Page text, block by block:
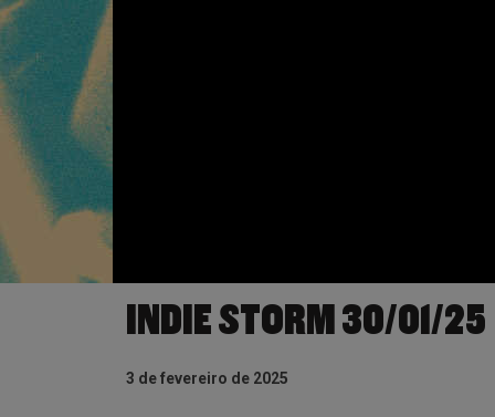
INDIE STORM 30/01/25
3 de fevereiro de 2025